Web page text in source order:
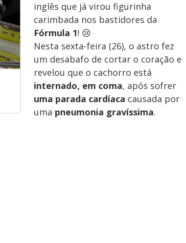
inglês que já virou figurinha
carimbada nos bastidores da
Fórmula 1! 😢
Nesta sexta-feira (26), o astro fez
um desabafo de cortar o coração e
revelou que o cachorro está
internado, em coma, após sofrer
uma parada cardíaca causada por
uma pneumonia gravíssima.